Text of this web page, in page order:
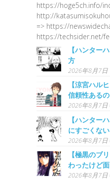
https://hoge5ch.info/
http://
=> https://
https://techsider.net/
【ハンター
方
2026年8月7日
【涼宮ハル
信頼性あるの
2026年8月7日
【ハンター
にすごくない
2026年8月7日
【極黒のブ
わったけど
2026年8月7日